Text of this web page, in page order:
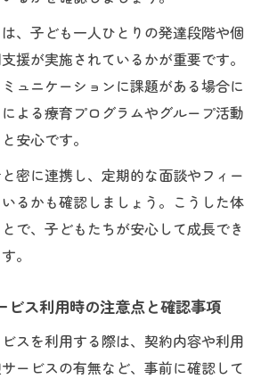
、子ども一人ひとりの発達段階や個
援が実施されているかが重要です。
ュニケーションに課題がある場合に
よる療育プログラムやグループ活動
安心です。
密に連携し、定期的な面談やフィー
るかも確認しましょう。こうした体
で、子どもたちが安心して成長でき
。
ビス利用時の注意点と確認事項
スを利用する際は、契約内容や利用
ービスの有無など、事前に確認して